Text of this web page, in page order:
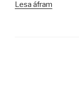
Lesa áfram